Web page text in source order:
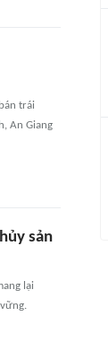
trái
An Giang
sản
lại